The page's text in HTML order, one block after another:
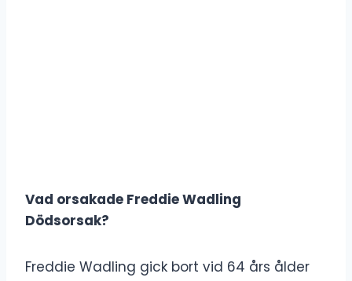
Vad orsakade Freddie Wadling
Dödsorsak?
Freddie Wadling gick bort vid 64 års ålder